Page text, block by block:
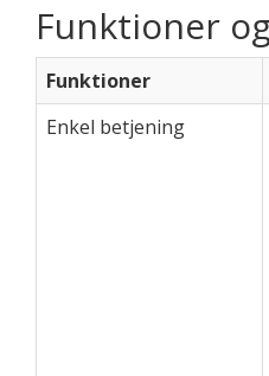
Funktioner
Funktioner
Enkel betjening